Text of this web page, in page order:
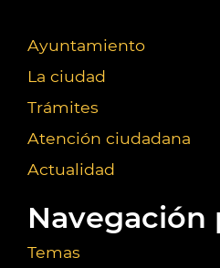
Ayuntamiento
La ciudad
Trámites
Atención ciudadana
Actualidad
Navegación
Temas